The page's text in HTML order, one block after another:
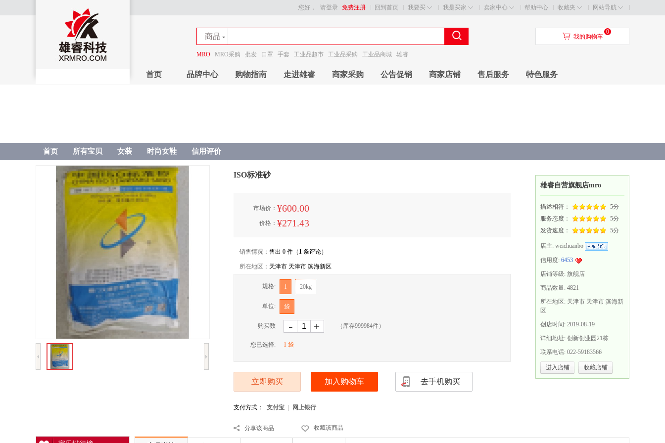
回到首页 我要买 我是买家 卖家中心 帮助中心 收藏夹 网站导航
您好， 请登录 免费注册
商品
店铺
MRO MRO采购 批发 口罩 手套 工业品超市 工业品采购 工业品商城 雄睿
󰃦 我的购物车
0
首页 品牌中心 购物指南 走进雄睿 商家采购 公告促销 商家店铺 售后服务 特色服务
首页 所有宝贝 女装 时尚女鞋 信用评价
ISO标准砂
市场价： ¥600.00
价格： ¥271.43
销售情况： 售出 0 件（ 1 条评论）
所在地区： 天津市 天津市 滨海新区
规格: 1 20kg
单位: 袋
购买数
- ﹢ （库存999984件）
您已选择: 1 袋
立即购买 加入购物车 去手机购买
支付方式： 支付宝 网上银行
分享该商品 收藏该商品
雄睿自营旗舰店mro
描述相符：
5分
服务态度：
5分
发货速度：
5分
店主: weichuanbo
信用度: 6453
店铺等级: 旗舰店
商品数量: 4821
所在地区: 天津市 天津市 滨海新
区
创店时间: 2019-08-19
详细地址: 创新创业园21栋
联系电话: 022-59183566
进入店铺 收藏店铺